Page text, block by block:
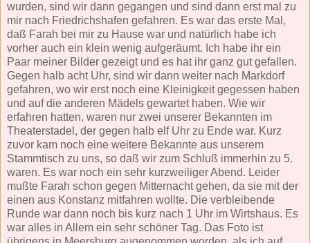
wurden, sind wir dann gegangen und sind dann erst mal zu
mir nach Friedrichshafen gefahren. Es war das erste Mal,
daß Farah bei mir zu Hause war und natürlich habe ich
vorher auch ein klein wenig aufgeräumt. Ich habe ihr ein
Paar meiner Bilder gezeigt und es hat ihr ganz gut gefallen.
Gegen halb acht Uhr, sind wir dann weiter nach Markdorf
gefahren, wo wir erst noch eine Kleinigkeit gegessen haben
und auf die anderen Mädels gewartet haben. Wie wir
erfahren hatten, waren nur zwei unserer Bekannten im
Theaterstadel, der gegen halb elf Uhr zu Ende war. Kurz
zuvor kam noch eine weitere Bekannte aus unserem
Stammtisch zu uns, so daß wir zum Schluß immerhin zu 5.
waren. Es war noch ein sehr kurzweiliger Abend. Leider
mußte Farah schon gegen Mitternacht gehen, da sie mit der
einen aus Konstanz mitfahren wollte. Die verbleibende
Runde war dann noch bis kurz nach 1 Uhr im Wirtshaus. Es
war alles in Allem ein sehr schöner Tag. Das Foto ist